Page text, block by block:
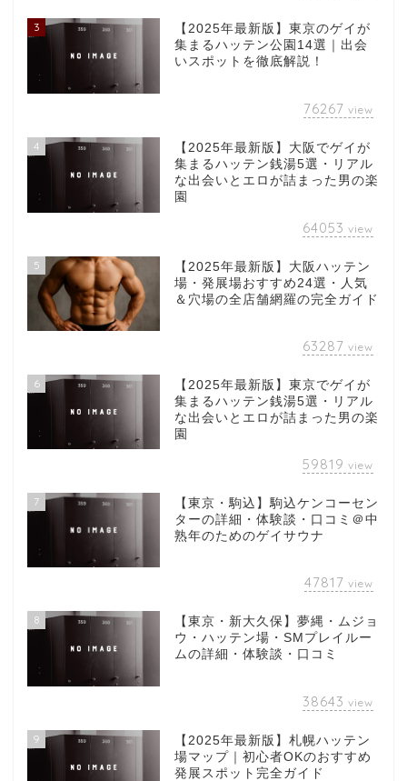
3
【2025年最新版】東京のゲイが
集まるハッテン公園14選｜出会
いスポットを徹底解説！
76267 view
4
【2025年最新版】大阪でゲイが
集まるハッテン銭湯5選・リアル
な出会いとエロが詰まった男の楽
園
64053 view
5
【2025年最新版】大阪ハッテン
場・発展場おすすめ24選・人気
＆穴場の全店舗網羅の完全ガイド
63287 view
6
【2025年最新版】東京でゲイが
集まるハッテン銭湯5選・リアル
な出会いとエロが詰まった男の楽
園
59819 view
7
【東京・駒込】駒込ケンコーセン
ターの詳細・体験談・口コミ＠中
熟年のためのゲイサウナ
47817 view
8
【東京・新大久保】夢縄・ムジョ
ウ・ハッテン場・SMプレイルー
ムの詳細・体験談・口コミ
38643 view
9
【2025年最新版】札幌ハッテン
場マップ｜初心者OKのおすすめ
発展スポット完全ガイド